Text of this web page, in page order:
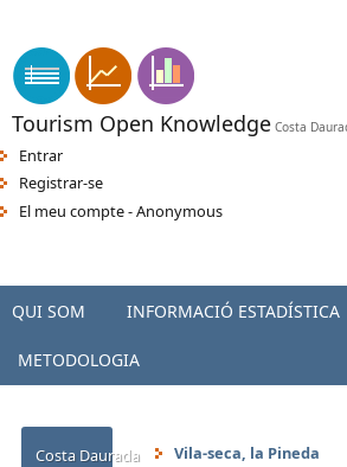
Tourism Open Knowledge Costa
Entrar
Registrar-se
El meu compte - Anonymous
QUI SOM INFORMACIÓ ESTADÍSTICA
METODOLOGIA
Costa Daurada
Vila-seca, la Pineda